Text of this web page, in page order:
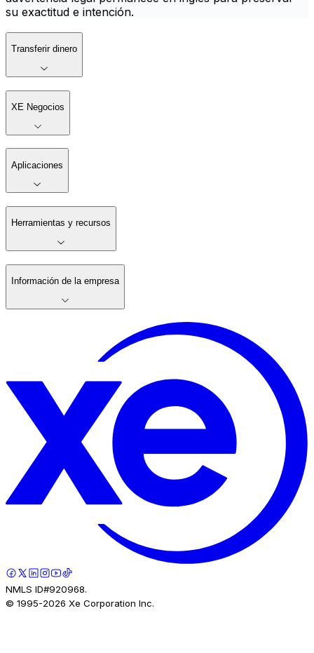
su exactitud e intención.
Transferir dinero
XE Negocios
Aplicaciones
Herramientas y recursos
Información de la empresa
NMLS ID#920968.
© 1995-2026 Xe Corporation Inc.